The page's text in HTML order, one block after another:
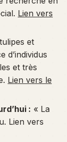
. Lien vers
et
d’individus
et très
. Lien vers le
: « La
Lien vers